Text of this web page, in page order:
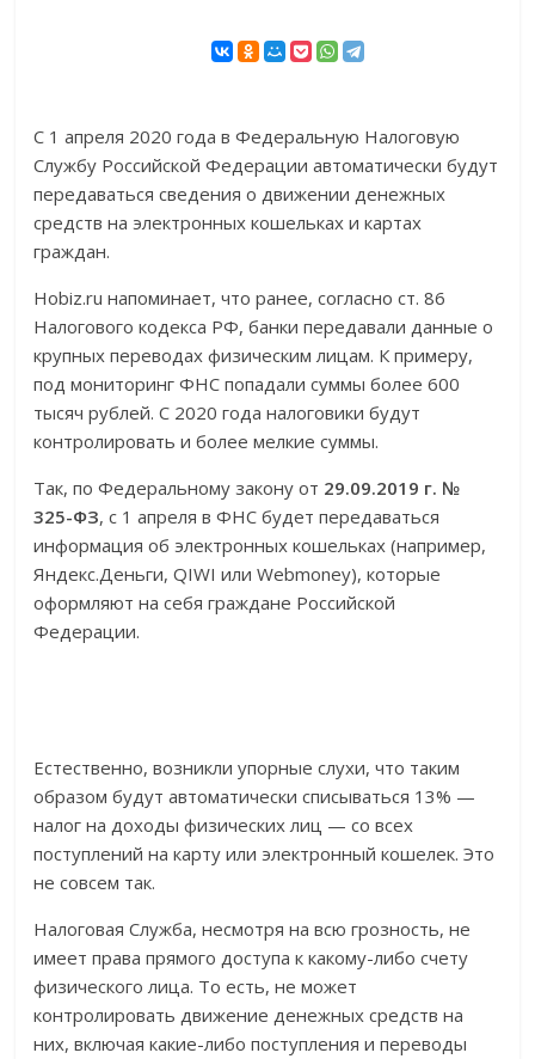
С 1 апреля 2020 года в Федеральную Налоговую
Службу Российской Федерации автоматически будут
передаваться сведения о движении денежных
средств на электронных кошельках и картах
граждан.
Hobiz.ru напоминает, что ранее, согласно ст. 86
Налогового кодекса РФ, банки передавали данные о
крупных переводах физическим лицам. К примеру,
под мониторинг ФНС попадали суммы более 600
тысяч рублей. С 2020 года налоговики будут
контролировать и более мелкие суммы.
Так, по Федеральному закону от 29.09.2019 г. №
325-ФЗ, с 1 апреля в ФНС будет передаваться
информация об электронных кошельках (например,
Яндекс.Деньги, QIWI или Webmoney), которые
оформляют на себя граждане Российской
Федерации.
Естественно, возникли упорные слухи, что таким
образом будут автоматически списываться 13% —
налог на доходы физических лиц — со всех
поступлений на карту или электронный кошелек. Это
не совсем так.
Налоговая Служба, несмотря на всю грозность, не
имеет права прямого доступа к какому-либо счету
физического лица. То есть, не может
контролировать движение денежных средств на
них, включая какие-либо поступления и переводы